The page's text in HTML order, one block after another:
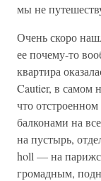
мы не
Очень скоро
ее почему-то
квартира
Cautier, в самом
что
балконами на
на пустырь,
holl — на
громадным,